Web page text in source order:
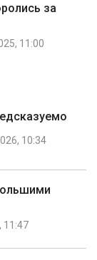
за
11:00
10:34
11:47